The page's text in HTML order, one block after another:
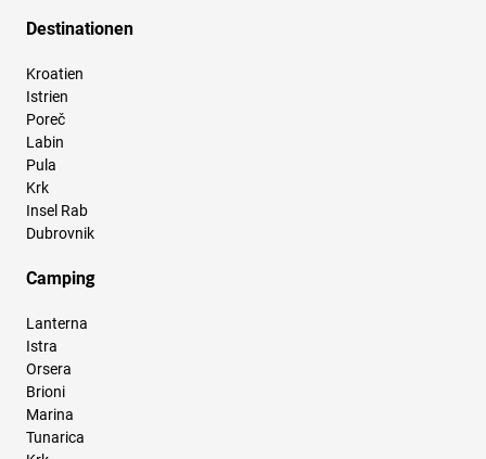
Destinationen
Kroatien
Istrien
Poreč
Labin
Pula
Krk
Insel Rab
Dubrovnik
Camping
Lanterna
Istra
Orsera
Brioni
Marina
Tunarica